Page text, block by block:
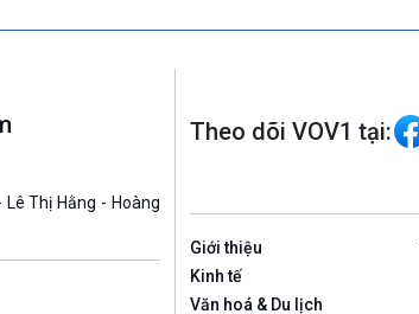
Thị Hằng - Hoàng
Theo dõi VOV1 tại:
Giới thiệu
Kinh tế
Văn hoá & Du lịch